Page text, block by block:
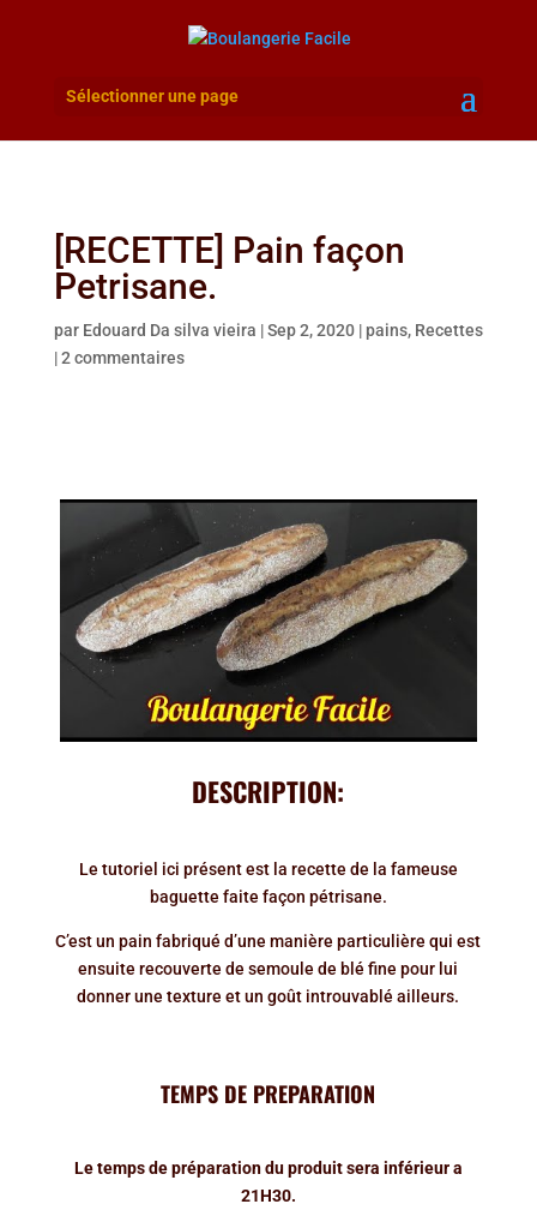
Sélectionner une page
[RECETTE] Pain façon
Petrisane.
par Edouard Da silva vieira |Sep 2, 2020| pains, Recettes
|2 commentaires
DESCRIPTION:
Le tutoriel ici présent est la recette de la fameuse
baguette faite façon pétrisane.
C’est un pain fabriqué d’une manière particulière qui est
ensuite recouverte de semoule de blé fine pour lui
donner une texture et un goût introuvablé ailleurs.
TEMPS DE PREPARATION
Le temps de préparation du produit sera inférieur a
21H30.